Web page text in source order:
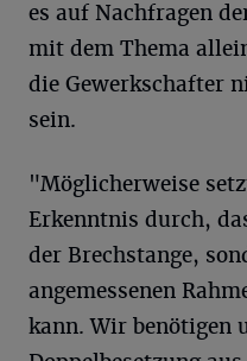
es auf Nachfragen
mit dem Thema
die Gewerkschafter
sein.
"Möglicherweise
Erkenntnis durch,
der Brechstange,
angemessenen
kann. Wir benötigen